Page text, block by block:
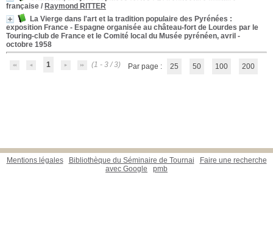
française / Raymond RITTER
La Vierge dans l'art et la tradition populaire des Pyrénées :
exposition France - Espagne organisée au château-fort de Lourdes par le
Touring-club de France et le Comité local du Musée pyrénéen, avril -
octobre 1958
1 (1 - 3 / 3) Par page : 25 50 100 200
Mentions légales Bibliothèque du Séminaire de Tournai
Faire une recherche
avec Google
pmb